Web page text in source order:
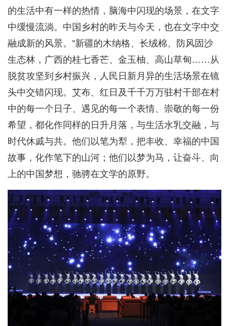
的生活中有一样的热情，脑海中闪现的场景，在文字
中缓慢流淌。中国乡村的昨天与今天，也在文字中交
融成新的风景。”新疆的木纳格、长绒棉、防风固沙
生态林，广西的桂七香芒、金玉柚、高山草甸……从
脱贫攻坚到乡村振兴，人民日新月异的生活场景在镜
头中交错闪现。艾布、红日及千千万万驻村干部在村
中的每一个日子、遇见的每一个表情、崇敬的每一份
希望，都化作同样的日升月落，与生活水乳交融，与
时代休戚与共。他们以笔为犁，把丰收、幸福的中国
故事，化作笔下的山河；他们以梦为马，让奋斗、向
上的中国梦想，驰骋在文学的原野。